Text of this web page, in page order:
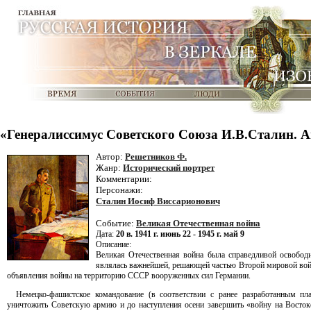
«Генералиссимус Советского Союза И.В.Сталин.
Автор: Решетников Ф.
Жанр: Исторический портрет
Комментарии:
Персонажи:
Сталин Иосиф Виссарионович
Событие: Великая Отечественная война
Дата: 20 в. 1941 г. июнь 22 - 1945 г. май 9
Описание:
Великая Отечественная война была справедливой
являлась важнейшей, решающей частью Второй мировой
объявления войны на территорию СССР вооруженных сил Германии.
Немецко-фашистское командование (в соответствии с ранее разработанным
уничтожить Советскую армию и до наступления осени завершить «войну на